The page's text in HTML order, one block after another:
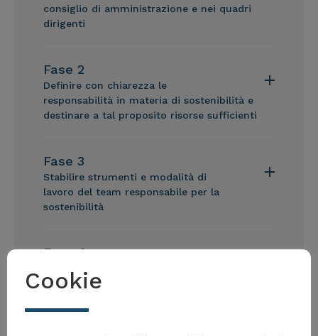
consiglio di amministrazione e nei quadri
dirigenti
Fase 2
Definire con chiarezza le
responsabilità in materia di sostenibilità e
destinare a tal proposito risorse sufficienti
Fase 3
Stabilire strumenti e modalità di
lavoro del team responsabile per la
sostenibilità
Fase 4
Cookie